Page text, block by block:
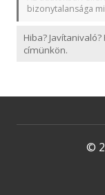
bizonytalansága
Hiba?
címünkön.
©